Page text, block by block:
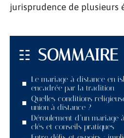
jurisprudence de plusieurs
SOMMAIRE
Le mariage à distance en
encadrée par la tradition
Quelles conditions
union à distance ?
Déroulement d’un mariage
clés et conseils pratiques